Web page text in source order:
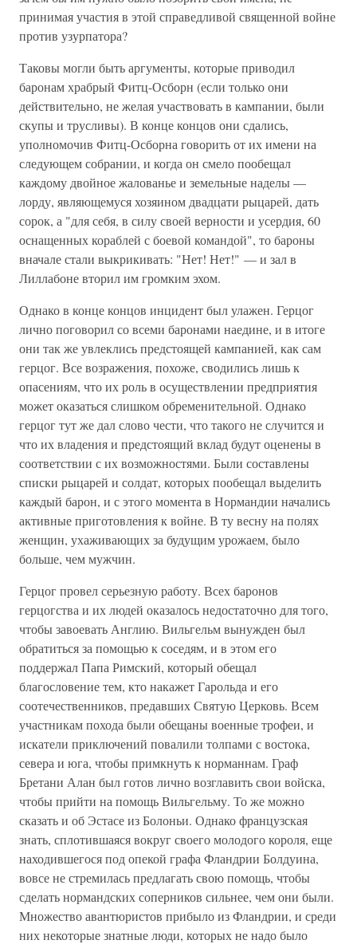
принимая участия в этой справедливой священной войне
против узурпатора?
Таковы могли быть аргументы, которые приводил
баронам храбрый Фитц-Осборн (если только они
действительно, не желая участвовать в кампании, были
скупы и трусливы). В конце концов они сдались,
уполномочив Фитц-Осборна говорить от их имени на
следующем собрании, и когда он смело пообещал
каждому двойное жалованье и земельные наделы —
лорду, являющемуся хозяином двадцати рыцарей, дать
сорок, а "для себя, в силу своей верности и усердия, 60
оснащенных кораблей с боевой командой", то бароны
вначале стали выкрикивать: "Нет! Нет!" — и зал в
Лиллабоне вторил им громким эхом.
Однако в конце концов инцидент был улажен. Герцог
лично поговорил со всеми баронами наедине, и в итоге
они так же увлеклись предстоящей кампанией, как сам
герцог. Все возражения, похоже, сводились лишь к
опасениям, что их роль в осуществлении предприятия
может оказаться слишком обременительной. Однако
герцог тут же дал слово чести, что такого не случится и
что их владения и предстоящий вклад будут оценены в
соответствии с их возможностями. Были составлены
списки рыцарей и солдат, которых пообещал выделить
каждый барон, и с этого момента в Нормандии начались
активные приготовления к войне. В ту весну на полях
женщин, ухаживающих за будущим урожаем, было
больше, чем мужчин.
Герцог провел серьезную работу. Всех баронов
герцогства и их людей оказалось недостаточно для того,
чтобы завоевать Англию. Вильгельм вынужден был
обратиться за помощью к соседям, и в этом его
поддержал Папа Римский, который обещал
благословение тем, кто накажет Гарольда и его
соотечественников, предавших Святую Церковь. Всем
участникам похода были обещаны военные трофеи, и
искатели приключений повалили толпами с востока,
севера и юга, чтобы примкнуть к норманнам. Граф
Бретани Алан был готов лично возглавить свои войска,
чтобы прийти на помощь Вильгельму. То же можно
сказать и об Эстасе из Болоньи. Однако французская
знать, сплотившаяся вокруг своего молодого короля, еще
находившегося под опекой графа Фландрии Болдуина,
вовсе не стремилась предлагать свою помощь, чтобы
сделать нормандских соперников сильнее, чем они были.
Множество авантюристов прибыло из Фландрии, и среди
них некоторые знатные люди, которых не надо было